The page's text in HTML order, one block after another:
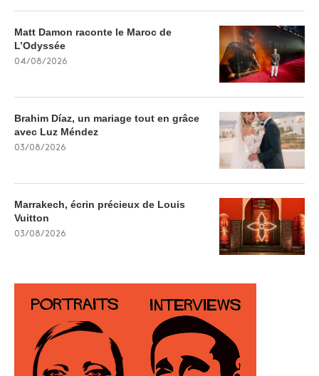
Matt Damon raconte le Maroc de
L’Odyssée
04/08/2026
Brahim Díaz, un mariage tout en grâce
avec Luz Méndez
03/08/2026
Marrakech, écrin précieux de Louis
Vuitton
03/08/2026